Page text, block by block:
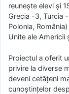
reunește elevi și
Grecia -3, Turcia
Polonia,
Unite ale Americii
Proiectul a oferit
privire la diverse
deveni cetățeni
cunoștințelor